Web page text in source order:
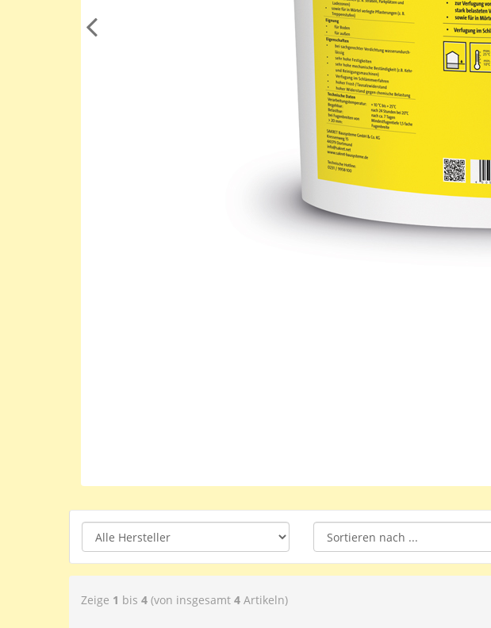
Zeige 1 bis 4 (von insgesamt 4 Artikeln)